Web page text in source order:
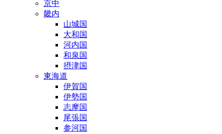
京中
畿内
山城国
大和国
河内国
和泉国
摂津国
東海道
伊賀国
伊勢国
志摩国
尾張国
参河国